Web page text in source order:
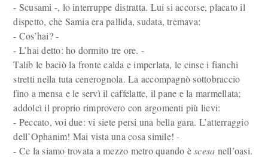
- Scusami -, lo interruppe distratta. Lui si accorse, placato il
dispetto, che Samia era pallida, sudata, tremava:
- Cos’hai? -
- L’hai detto: ho dormito tre ore. -
Talib le baciò la fronte calda e imperlata, le cinse i fianchi
stretti nella tuta cenerognola. La accompagnò sottobraccio
fino a mensa e le servì il caffelatte, il pane e la marmellata;
addolcì il proprio rimprovero con argomenti più lievi:
- Peccato, voi due: vi siete persi una bella gara. L’atterraggio
dell’Ophanim! Mai vista una cosa simile! -
- Ce la siamo trovata a mezzo metro quando èscesa nell’oasi.